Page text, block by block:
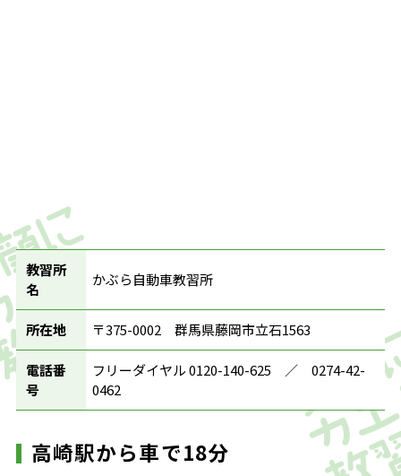
教習所
名
かぶら自動車教習所
所在地 〒375-0002 群馬県藤岡市立石1563
電話番
号
フリーダイヤル 0120-140-625 ／ 0274-42-
0462
高崎駅から車で18分